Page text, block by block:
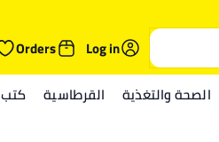
Log in
Orders
الصحة والتغذية القرطاسية كتب